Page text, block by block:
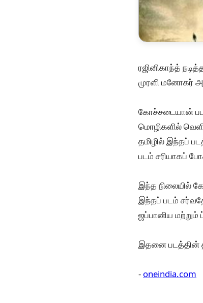
ரஜினிகாந்த்
முரளி மனோகர்
கோச்சடையான் படம்
மொழிகளில்
தமிழில் இந்தப்
படம் சரியாகப்
இந்த நிலையில்
இந்தப் படம்
ஜப்பானிய
இதனை படத்தின்
- oneindia.com